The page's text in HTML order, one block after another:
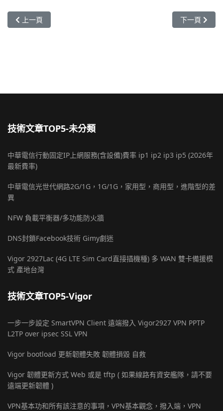
上一篇文章: MLS WebMail 無法寄出信件
上一頁 下一篇文章:
下一頁
技術文章TOP5-未分類
中華電信行動固定IP上網服務(含設備)費率 ip1 ip2 ip3 ip5 (2026年
最新費率)
中華電信光世代網路2G/1G，1G/1G，家用型，商用型，進階型的差
異
NFW 負載平衡器/多功能防火牆
DNS封鎖Facebook技術 Gimy劇迷
Vigor 2927Lac (4G LTE Sim Card直接插機種) 多 WAN 雙卡備援模
式 產地台灣
技術文章TOP5-Vigor
一步一步設定 SmartVPN Client 遠端撥入 Vigor2927 VPN PPTP
L2TP over ipsec SSL VPN
Vigor bootload 更新韌體失敗 韌體損毀 自救
Vigor 韌體更新方式 Web 或是 tftp ( 如果線路有資安艦隊，請不要
遠端更新韌體 )
VPN基本功和所有該注意的事項，VPN基本觀念，撥入端，VPN